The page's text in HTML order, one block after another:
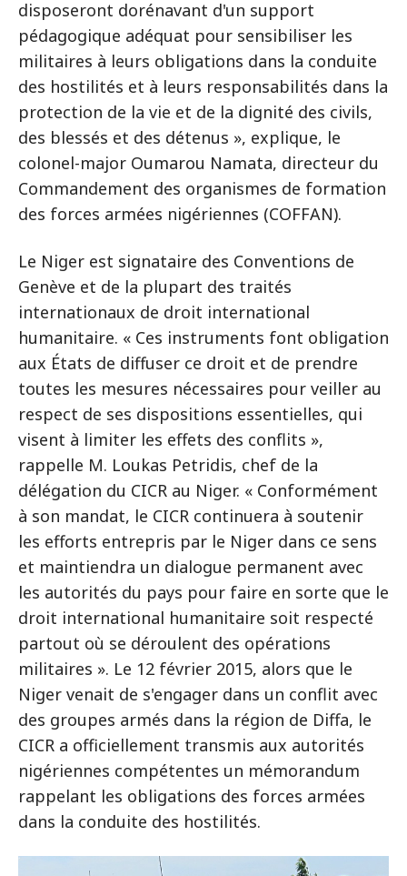
disposeront dorénavant d'un support
pédagogique adéquat pour sensibiliser les
militaires à leurs obligations dans la conduite
des hostilités et à leurs responsabilités dans la
protection de la vie et de la dignité des civils,
des blessés et des détenus », explique, le
colonel-major Oumarou Namata, directeur du
Commandement des organismes de formation
des forces armées nigériennes (COFFAN).
Le Niger est signataire des Conventions de
Genève et de la plupart des traités
internationaux de droit international
humanitaire. « Ces instruments font obligation
aux États de diffuser ce droit et de prendre
toutes les mesures nécessaires pour veiller au
respect de ses dispositions essentielles, qui
visent à limiter les effets des conflits »,
rappelle M. Loukas Petridis, chef de la
délégation du CICR au Niger. « Conformément
à son mandat, le CICR continuera à soutenir
les efforts entrepris par le Niger dans ce sens
et maintiendra un dialogue permanent avec
les autorités du pays pour faire en sorte que le
droit international humanitaire soit respecté
partout où se déroulent des opérations
militaires ». Le 12 février 2015, alors que le
Niger venait de s'engager dans un conflit avec
des groupes armés dans la région de Diffa, le
CICR a officiellement transmis aux autorités
nigériennes compétentes un mémorandum
rappelant les obligations des forces armées
dans la conduite des hostilités.